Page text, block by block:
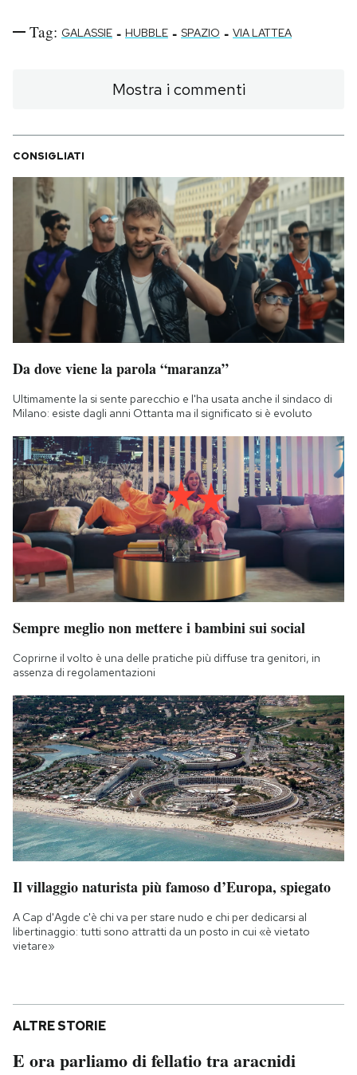
Tag: GALASSIE - HUBBLE - SPAZIO - VIA LATTEA
Mostra i commenti
CONSIGLIATI
Da dove viene la parola “maranza”
Ultimamente la si sente parecchio e l'ha usata anche il sindaco di
Milano: esiste dagli anni Ottanta ma il significato si è evoluto
Sempre meglio non mettere i bambini sui social
Coprirne il volto è una delle pratiche più diffuse tra genitori, in
assenza di regolamentazioni
Il villaggio naturista più famoso d’Europa, spiegato
A Cap d'Agde c'è chi va per stare nudo e chi per dedicarsi al
libertinaggio: tutti sono attratti da un posto in cui «è vietato
vietare»
ALTRE STORIE
E ora parliamo di fellatio tra aracnidi